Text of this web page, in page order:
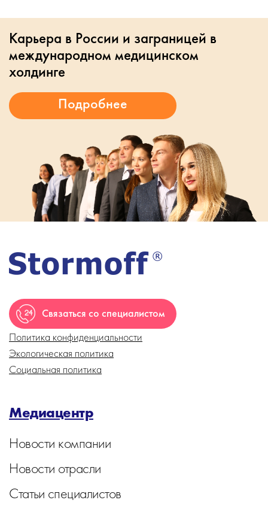
Карьера в России и заграницей в
международном медицинском
холдинге
Связаться со специалистом
Политика конфиденциальности
Экологическая политика
Социальная политика
Медиацентр
Новости компании
Новости отрасли
Статьи специалистов